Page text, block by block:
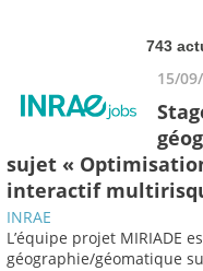
743
15/
sujet «
interactif
INRAE
L’équipe projet MIRIADE
géographie/géomatique